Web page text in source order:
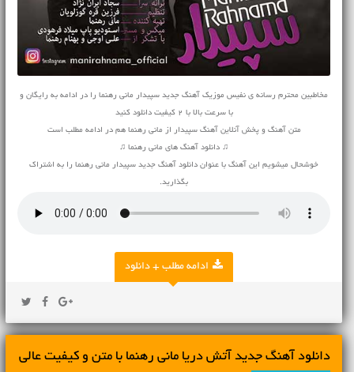
مخاطبین محترم رسانه ی نفیس موزیک آهنگ جدید سپیدار مانی رهنما را در ادامه به رایگان و
با سرعت بالا با 2 کیفیت دانلود کنید
متن آهنگ و پخش آنلاین آهنگ سپیدار از مانی رهنما هم در ادامه مطلب است
♫ دانلود آهنگ های مانی رهنما ♫
خوشحال میشویم این آهنگ با عنوان دانلود آهنگ جدید سپیدار مانی رهنما را به اشتراک
بگذارید.
ادامه مطلب + دانلود
دانلود آهنگ جديد آتش دریا مانی رهنما با متن و کیفیت عالی